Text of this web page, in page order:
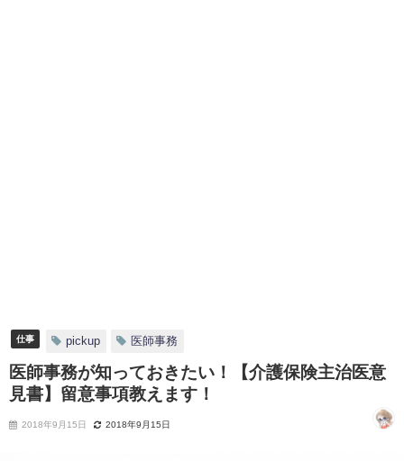
仕事 pickup 医師事務
医師事務が知っておきたい！【介護保険主治医意
見書】留意事項教えます！
2018年9月15日 2018年9月15日